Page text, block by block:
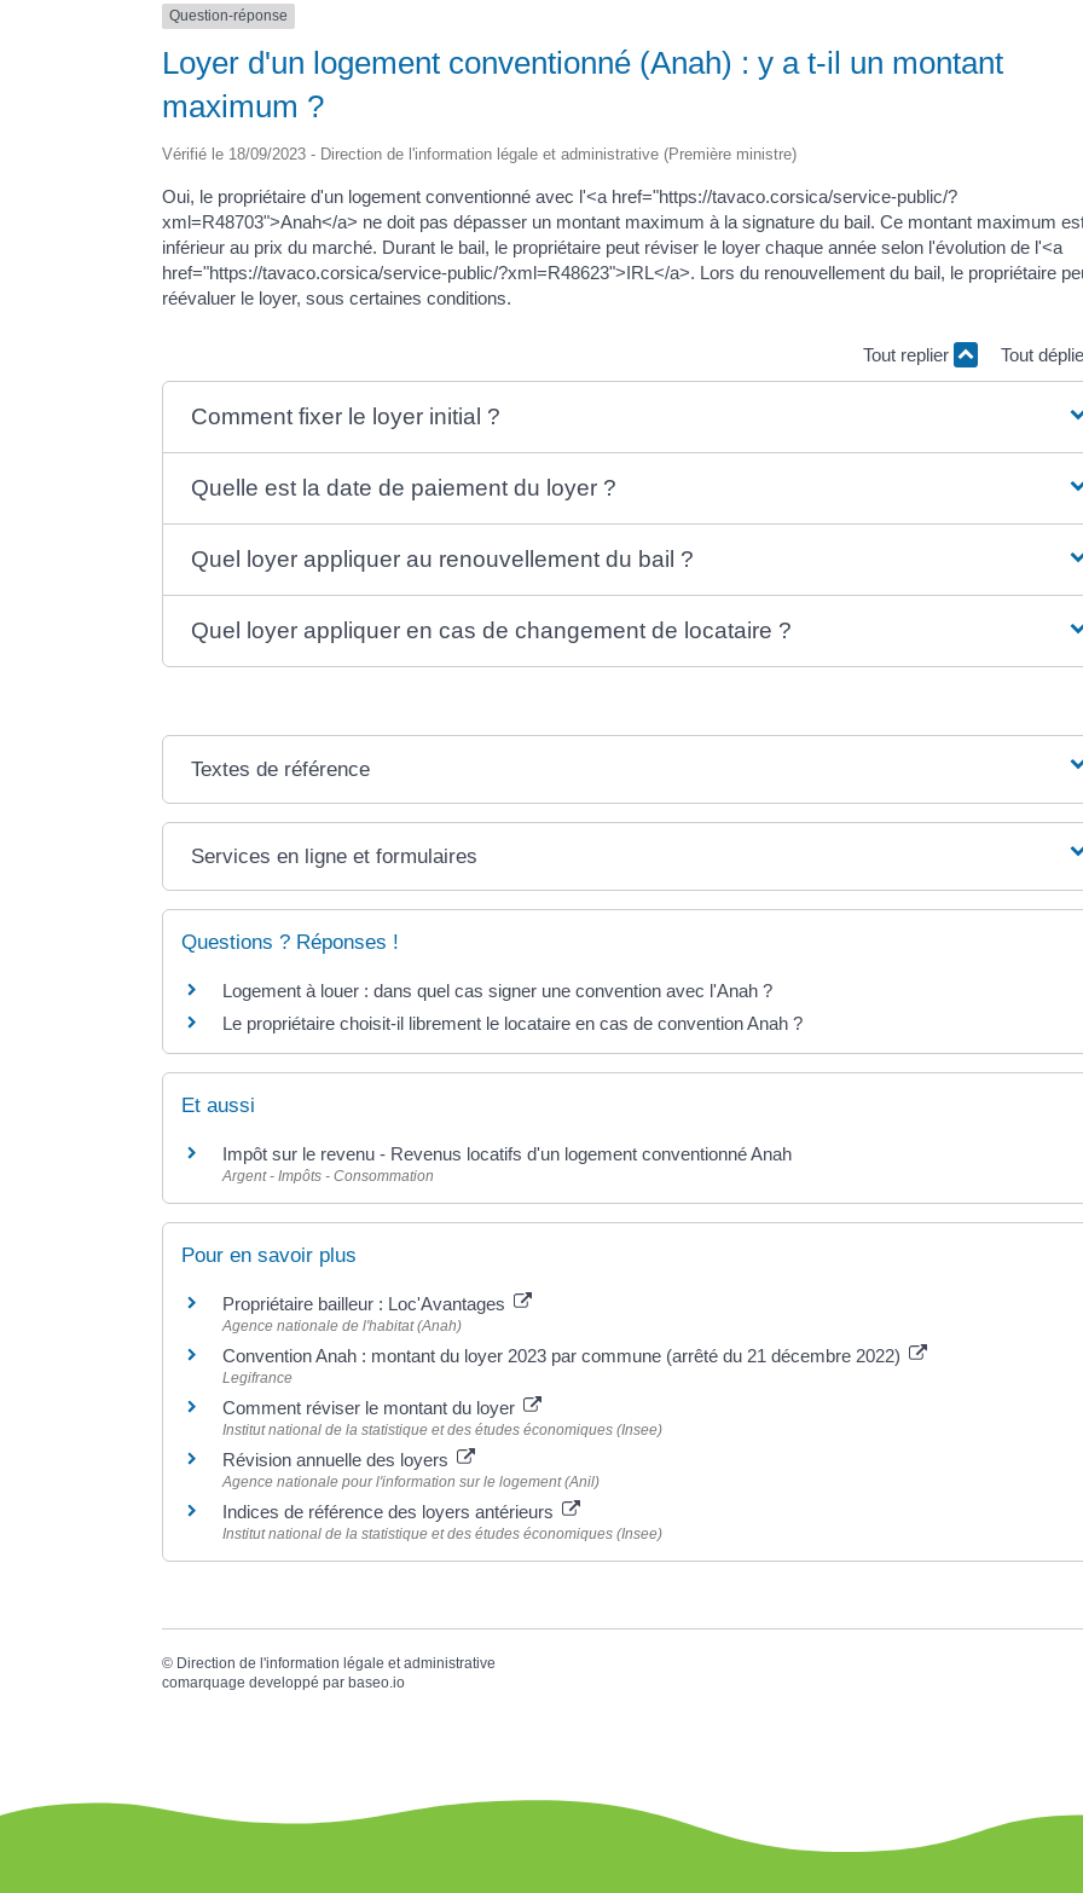
Question-réponse
Loyer d'un logement conventionné (Anah) : y a t-il un montant
maximum ?
Vérifié le 18/09/2023 - Direction de l'information légale et administrative (Première ministre)
Oui, le propriétaire d'un logement conventionné avec l'<a href="https://tavaco.corsica/service-public/?
xml=R48703">Anah</a> ne doit pas dépasser un montant maximum à la signature du bail. Ce montant maximum
inférieur au prix du marché. Durant le bail, le propriétaire peut réviser le loyer chaque année selon l'évolution de l'<a
href="https://tavaco.corsica/service-public/?xml=R48623">IRL</a>. Lors du renouvellement du bail, le propriétaire
réévaluer le loyer, sous certaines conditions.
Tout replier Tout
Comment fixer le loyer initial ?
Quelle est la date de paiement du loyer ?
Quel loyer appliquer au renouvellement du bail ?
Quel loyer appliquer en cas de changement de locataire ?
Textes de référence
Services en ligne et formulaires
Questions ? Réponses !
Logement à louer : dans quel cas signer une convention avec l'Anah ?
Le propriétaire choisit-il librement le locataire en cas de convention Anah ?
Et aussi
Impôt sur le revenu - Revenus locatifs d'un logement conventionné Anah
Argent - Impôts - Consommation
Pour en savoir plus
Propriétaire bailleur : Loc'Avantages
Agence nationale de l'habitat (Anah)
Convention Anah : montant du loyer 2023 par commune (arrêté du 21 décembre 2022)
Legifrance
Comment réviser le montant du loyer
Institut national de la statistique et des études économiques (Insee)
Révision annuelle des loyers
Agence nationale pour l'information sur le logement (Anil)
Indices de référence des loyers antérieurs
Institut national de la statistique et des études économiques (Insee)
© Direction de l'information légale et administrative
comarquage developpé par baseo.io